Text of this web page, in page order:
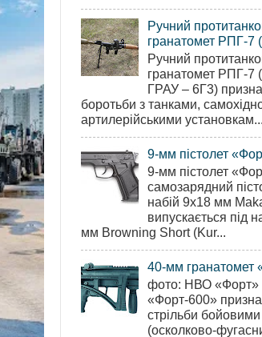
Ручний
гранатомет РПГ-7
Ручний
гранатомет РПГ-7
ГРАУ – 6Г3)
боротьби з танками,
артилерійськими установкам...
9-мм пістолет
9-мм пістолет
самозарядний
набій 9х18 мм
випускається під
мм Browning Short (Kur...
40-мм гранатомет
фото: НВО «Форт»
«Форт-600»
стрільби
(осколково-